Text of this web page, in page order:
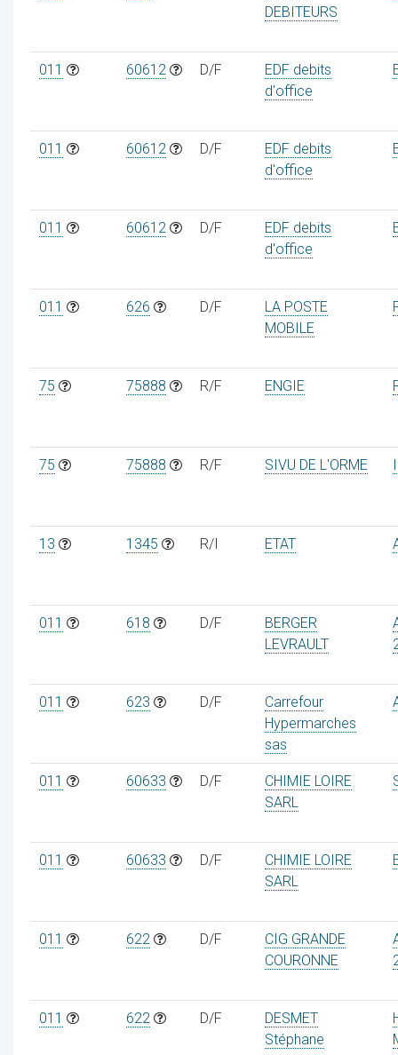
DEBITEURS
011 60612 D/F
EDF debits
d'office
011 60612 D/F
EDF debits
d'office
011 60612 D/F
EDF debits
d'office
011 626 D/F
LA POSTE
MOBILE
75 75888 R/F ENGIE
75 75888 R/F SIVU DE L'ORME
13 1345 R/I ETAT
011 618 D/F
BERGER
LEVRAULT
011 623 D/F
Carrefour
Hypermarches
sas
011 60633 D/F
CHIMIE LOIRE
SARL
011 60633 D/F
CHIMIE LOIRE
SARL
011 622 D/F
CIG GRANDE
COURONNE
011 622 D/F
DESMET
Stéphane